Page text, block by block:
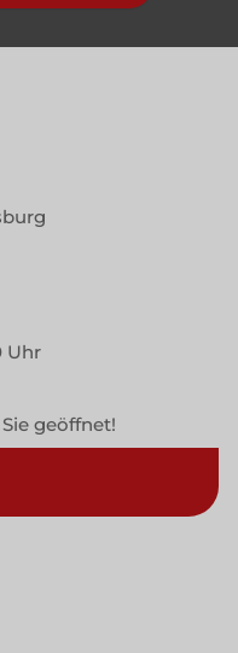
Uhr
geöffnet!